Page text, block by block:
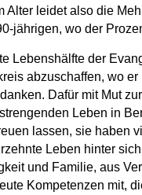
leidet also die
jährigen, wo der
Lebenshälfte der
abzuschaffen, wo
Dafür mit Mut
Leben in
lassen, sie haben
Leben hinter
und Familie, aus
Kompetenzen mit,